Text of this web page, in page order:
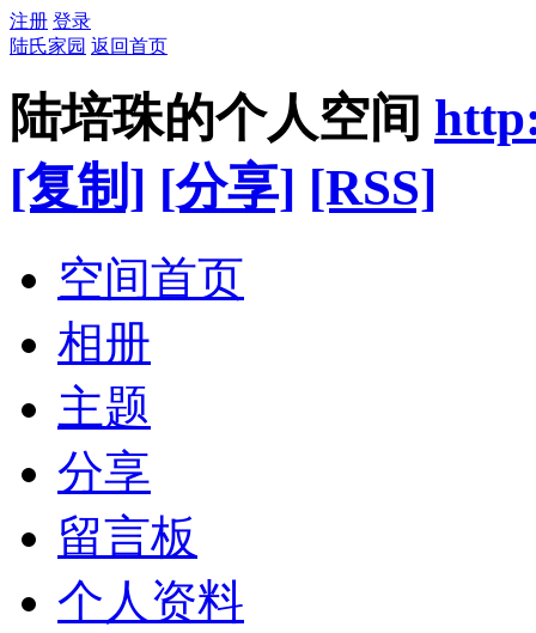
注册 登录
陆氏家园 返回首页
陆培珠的个人空间
[复制] [分享] [RSS]
空间首页
相册
主题
分享
留言板
个人资料